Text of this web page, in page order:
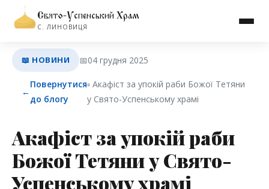
Свято-Успенський Храм
С. ЛИНОВИЦЯ
📖 НОВИНИ 📅04 грудня 2025
←
Повернутися
до блогу
▫︎ Акафіст за упокій раби Божої Тетяни
у Свято-Успенському храмі
Акафіст за упокій раби
Божої Тетяни у Свято-
Успенському храмі